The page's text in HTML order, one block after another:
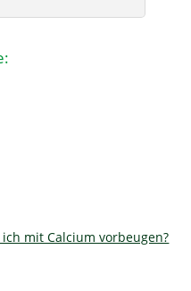
mit Calcium vorbeugen?